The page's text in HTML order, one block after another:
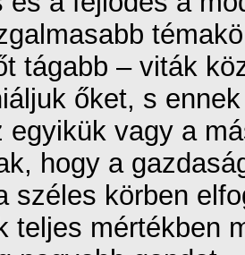
tágabb – viták
őket, s
egyikük vagy a
hogy a
széles körben
teljes mértékben